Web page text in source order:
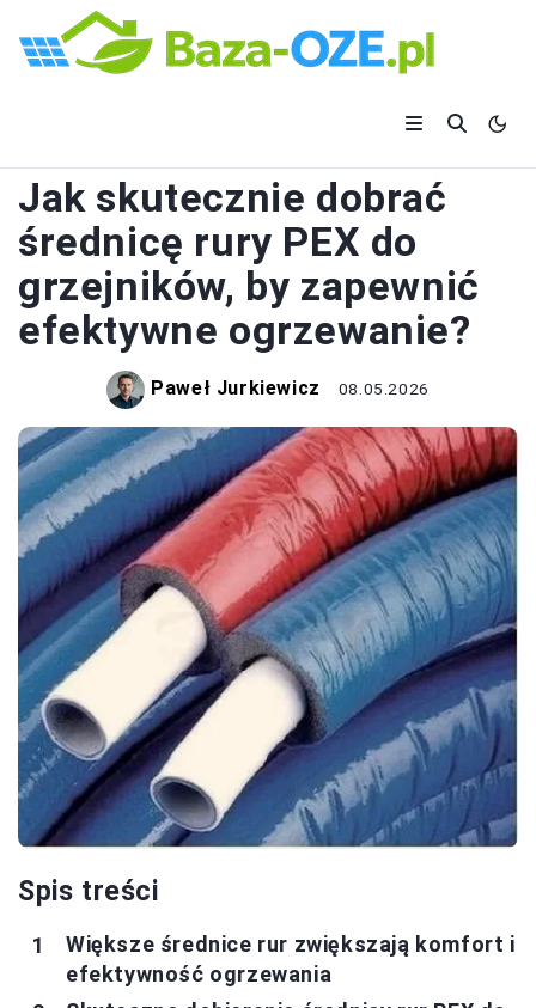
Jak skutecznie dobrać
średnicę rury PEX do
grzejników, by zapewnić
efektywne ogrzewanie?
Paweł Jurkiewicz 08.05.2026
Spis treści
Większe średnice rur zwiększają komfort i
efektywność ogrzewania